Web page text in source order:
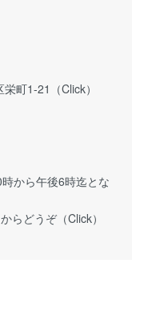
町1-21（Click）
から午後6時迄とな
らどうぞ（Click）